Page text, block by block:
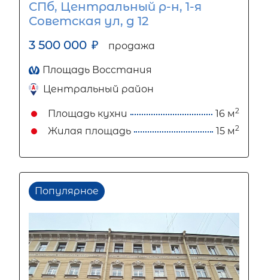
СПб, Центральный р-н, 1-я
Советская ул, д 12
3 500 000 ₽ продажа
Площадь Восстания
Центральный район
Площадь кухни 16 м2
Жилая площадь 15 м2
Популярное